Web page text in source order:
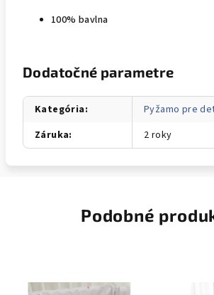
100% bavlna
Dodatočné parametre
Kategória:
Pyžamo pre
Záruka: 2 roky
Podobné